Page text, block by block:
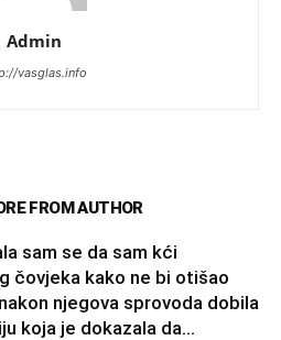
Admin
vasglas.info
FROM AUTHOR
sam se da sam kći
čovjeka kako ne bi otišao
njegova sprovoda dobila
koja je dokazala da...